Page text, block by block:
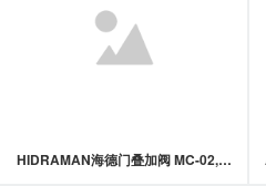
HIDRAMAN海德门叠加阀 MC-02,03系列叠加式止逆阀